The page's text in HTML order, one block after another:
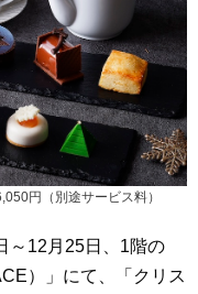
円（別途サービス料）
～12月25日、1階の
）」にて、「クリス